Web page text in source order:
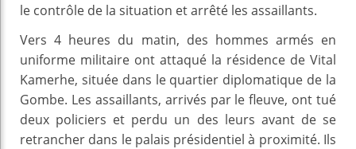
le contrôle de la situation et arrêté les assaillants.
Vers 4 heures du matin, des hommes armés en
uniforme militaire ont attaqué la résidence de Vital
Kamerhe, située dans le quartier diplomatique de la
Gombe. Les assaillants, arrivés par le fleuve, ont tué
deux policiers et perdu un des leurs avant de se
retrancher dans le palais présidentiel à proximité. Ils